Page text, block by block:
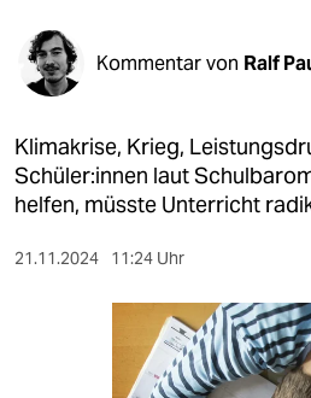
öko
gesellschaft
kultur
sport
berlin
Kommentar von Ralf
Klimakrise, Krieg,
Schü­le­r:in­nen laut
helfen, müsste Unterricht
21.11.2024 11:24 Uhr